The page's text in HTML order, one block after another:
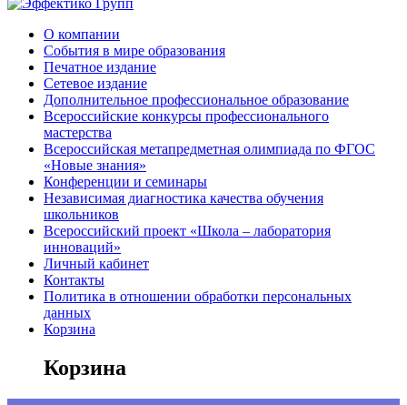
О компании
События в мире образования
Печатное издание
Сетевое издание
Дополнительное профессиональное образование
Всероссийские конкурсы профессионального
мастерства
Всероссийская метапредметная олимпиада по ФГОС
«Новые знания»
Конференции и семинары
Независимая диагностика качества обучения
школьников
Всероссийский проект «Школа – лаборатория
инноваций»
Личный кабинет
Контакты
Политика в отношении обработки персональных
данных
Корзина
Корзина